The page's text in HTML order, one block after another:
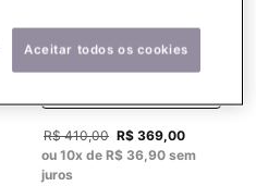
Único tamanho disponível
10ML
Old price
R$ 410,00 New price
R$ 369,00
ou 10x de R$ 36,90 sem
juros
Aceitar todos os cookies